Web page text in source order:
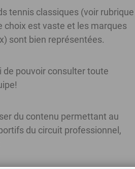
tennis classiques (voir rubrique
choix est vaste et les marques
sont bien représentées.
de pouvoir consulter toute
du contenu permettant au
du circuit professionnel,